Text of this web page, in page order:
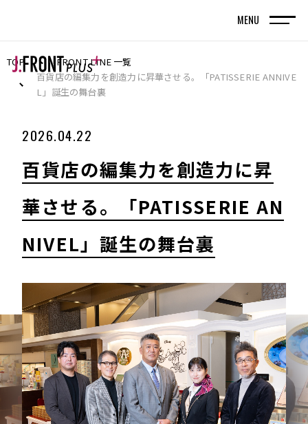
MENU
TOP トップページ
FRONT LINE
SPECIAL EDITION 特集記事
百貨店が街の新しい風景を編んでいく。神戸旧居
留地で体現する、共創型まちづくりの実践
名古屋・栄エリアをデスティネーション（目的
地）に― グループシナジーと地域連携で街の魅
力を最大化
未来をより良く、面白くするー 従業員のWillを
起点に、スタートアップ企業との共創を目指すC
VC
VIEW MORE
TOP
FRONT LINE 一覧
百貨店の編集力を創造力に昇華させる。「PATISSERIE ANNIVE
L」誕生の舞台裏
2026.04.22
百貨店の編集力を創造力に昇
華させる。「PATISSERIE AN
NIVEL」誕生の舞台裏